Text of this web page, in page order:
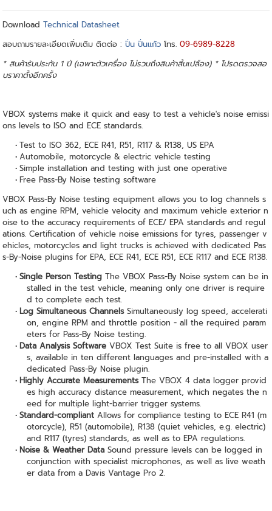
DownloadTechnical Datasheet
สอบถามรายละเอียดเพิ่มเติม ติดต่อ : ปิ่น ปิ่นแก้ว โทร.09-6989-8228
* สินค้ารับประกัน 1 ปี (เฉพาะตัวเครื่อง ไม่รวมถึงสินค้าสิ้นเปลือง) * โปรดตรวจสอ
บราคาตั้งอีกครั้ง
VBOX systems make it quick and easy to test a vehicle's noise emissi
ons levels to ISO and ECE standards.
Test to ISO 362, ECE R41, R51, R117 & R138, US EPA
Automobile, motorcycle & electric vehicle testing
Simple installation and testing with just one operative
Free Pass-By Noise testing software
VBOX Pass-By Noise testing equipment allows you to log channels s
uch as engine RPM, vehicle velocity and maximum vehicle exterior n
oise to the accuracy requirements of ECE/ EPA standards and regul
ations. Certification of vehicle noise emissions for tyres, passenger v
ehicles, motorcycles and light trucks is achieved with dedicated Pas
s-By-Noise plugins for EPA, ECE R41, ECE R51, ECE R117 and ECE R138.
Single Person Testing The VBOX Pass-By Noise system can be in
stalled in the test vehicle, meaning only one driver is require
d to complete each test.
Log Simultaneous Channels Simultaneously log speed, accelerati
on, engine RPM and throttle position - all the required param
eters for Pass-By Noise testing.
Data Analysis Software VBOX Test Suite is free to all VBOX user
s, available in ten different languages and pre-installed with a
dedicated Pass-By Noise plugin.
Highly Accurate Measurements The VBOX 4 data logger provid
es high accuracy distance measurement, which negates the n
eed for multiple light-barrier trigger systems.
Standard-compliant Allows for compliance testing to ECE R41 (m
otorcycle), R51 (automobile), R138 (quiet vehicles, e.g. electric)
and R117 (tyres) standards, as well as to EPA regulations.
Noise & Weather Data Sound pressure levels can be logged in
conjunction with specialist microphones, as well as live weath
er data from a Davis Vantage Pro 2.